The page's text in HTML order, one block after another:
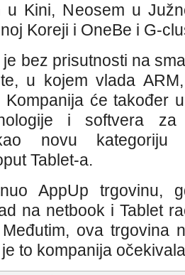
u Kini, Neosem u
Koreji i OneBe i G-
bez prisutnosti na
u kojem vlada
Kompanija će također
i softvera
novu kategoriju
Tablet-a.
AppUp trgovinu,
na netbook i Tablet
ova trgovina
to kompanija